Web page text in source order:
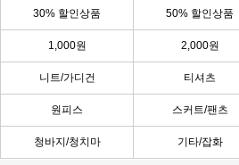
30% 할인상품 50% 할인상품
1,000원 2,000원
니트/가디건 티셔츠
원피스 스커트/팬츠
청바지/청치마 기타/잡화